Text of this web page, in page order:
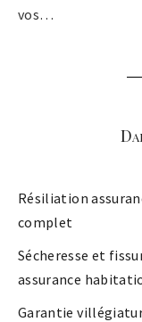
vos…
Résiliation
complet
Sécheresse et
assurance
Garantie